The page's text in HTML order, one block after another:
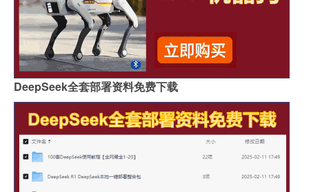
DeepSeek全套部署资料免费下载